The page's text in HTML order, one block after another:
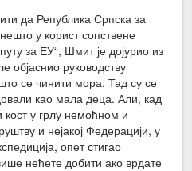
да Република Српска за
у корист сопствене
за ЕУ“, Шмит је дојурио из
објаснио руководству
се чинити мора. Тад су се
као мала деца. Али, кад
у грлу немоћном и
и нејакој Федерацији, у
опет стигао
нећете добити ако врдате